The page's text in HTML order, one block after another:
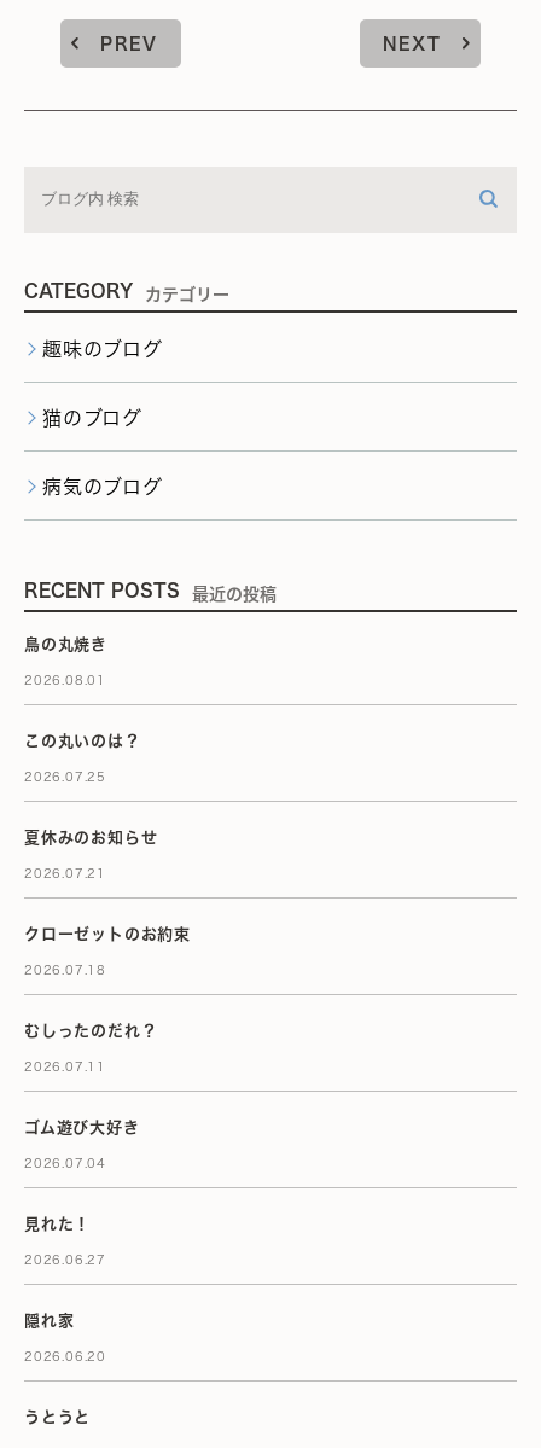
PREV NEXT
CATEGORY カテゴリー
趣味のブログ
猫のブログ
病気のブログ
RECENT POSTS 最近の投稿
鳥の丸焼き
2026.08.01
この丸いのは？
2026.07.25
夏休みのお知らせ
2026.07.21
クローゼットのお約束
2026.07.18
むしったのだれ？
2026.07.11
ゴム遊び大好き
2026.07.04
見れた！
2026.06.27
隠れ家
2026.06.20
うとうと